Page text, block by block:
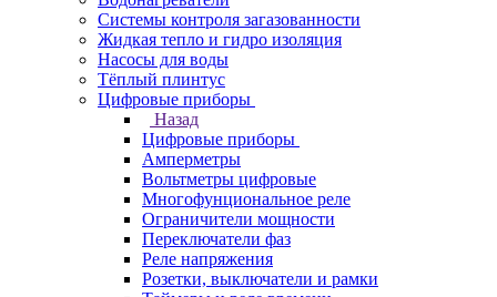
Системы контроля загазованности
Жидкая тепло и гидро изоляция
Насосы для воды
Тёплый плинтус
Цифровые приборы
Назад
Цифровые приборы
Амперметры
Вольтметры цифровые
Многофунциональное реле
Ограничители мощности
Переключатели фаз
Реле напряжения
Розетки, выключатели и рамки